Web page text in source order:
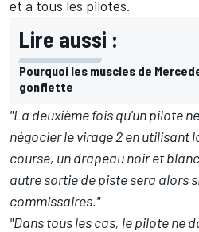
et à tous les pilotes.
Lire aussi :
Pourquoi les muscles de
gonflette
"La deuxième fois qu'un pilote
négocier le virage 2 en utilisant
course, un drapeau noir et
autre sortie de piste sera alors
commissaires."
"Dans tous les cas, le pilote ne